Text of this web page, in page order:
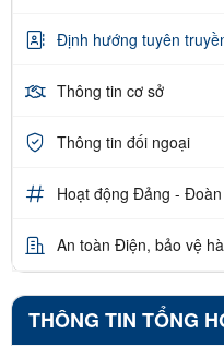
Định hướng tuyên
Thông tin cơ sở
Thông tin đối ngoại
Hoạt động Đảng -
An toàn Điện, bảo vệ
THÔNG TIN TỔNG